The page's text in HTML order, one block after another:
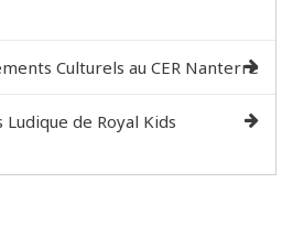
Culturels au CER Nanterre
de Royal Kids